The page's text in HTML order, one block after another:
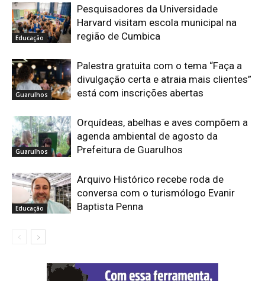
Educação
Pesquisadores da Universidade
Harvard visitam escola municipal na
região de Cumbica
Guarulhos
Palestra gratuita com o tema “Faça a
divulgação certa e atraia mais clientes”
está com inscrições abertas
Guarulhos
Orquídeas, abelhas e aves compõem a
agenda ambiental de agosto da
Prefeitura de Guarulhos
Educação
Arquivo Histórico recebe roda de
conversa com o turismólogo Evanir
Baptista Penna